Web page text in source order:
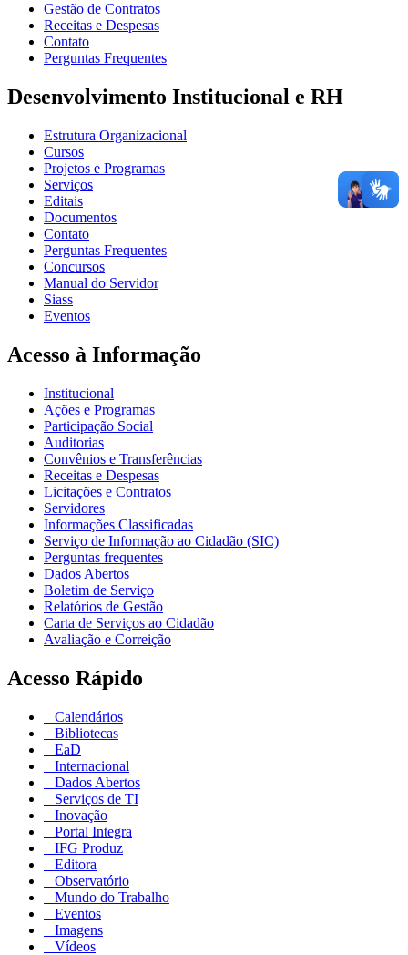
Gestão de Contratos
Receitas e Despesas
Contato
Perguntas Frequentes
Desenvolvimento Institucional e RH
Estrutura Organizacional
Cursos
Projetos e Programas
Serviços
Editais
Documentos
Contato
Perguntas Frequentes
Concursos
Manual do Servidor
Siass
Eventos
Acesso à Informação
Institucional
Ações e Programas
Participação Social
Auditorias
Convênios e Transferências
Receitas e Despesas
Licitações e Contratos
Servidores
Informações Classificadas
Serviço de Informação ao Cidadão (SIC)
Perguntas frequentes
Dados Abertos
Boletim de Serviço
Relatórios de Gestão
Carta de Serviços ao Cidadão
Avaliação e Correição
Acesso Rápido
Calendários
Bibliotecas
EaD
Internacional
Dados Abertos
Serviços de TI
Inovação
Portal Integra
IFG Produz
Editora
Observatório
Mundo do Trabalho
Eventos
Imagens
Vídeos